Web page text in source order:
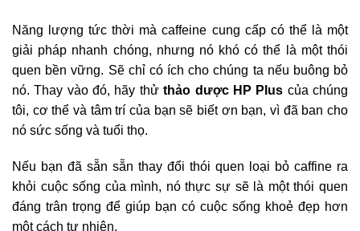
Năng lượng tức thời mà caffeine cung cấp có thể là một
giải pháp nhanh chóng, nhưng nó khó có thể là một thói
quen bền vững. Sẽ chỉ có ích cho chúng ta nếu buông bỏ
nó. Thay vào đó, hãy thửthảo dược HP Plus của chúng
tôi, cơ thể và tâm trí của bạn sẽ biết ơn bạn, vì đã ban cho
nó sức sống và tuổi thọ.
Nếu bạn đã sẵn sẵn thay đổi thói quen loại bỏ caffine ra
khỏi cuộc sống của mình, nó thực sự sẽ là một thói quen
đáng trân trọng để giúp bạn có cuộc sống khoẻ đẹp hơn
một cách tự nhiện.